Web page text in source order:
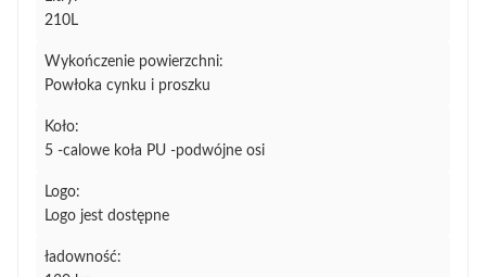
210L
Wykończenie powierzchni:
Powłoka cynku i proszku
Koło:
5 -calowe koła PU -podwójne osi
Logo:
Logo jest dostępne
ładowność: